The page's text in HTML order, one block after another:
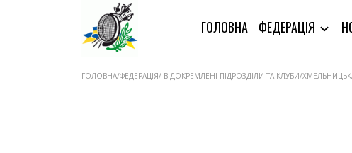
ГОЛОВНА ФЕДЕРАЦІЯ
ГОЛОВНА/ФЕДЕРАЦІЯ/ ВІДОКРЕМЛЕНІ ПІДРОЗДІЛИ ТА КЛУБИ/